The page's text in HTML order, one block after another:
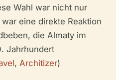
Wahl war nicht nur
eine direkte Reaktion
die Almaty im
Jahrhundert
, Architizer)